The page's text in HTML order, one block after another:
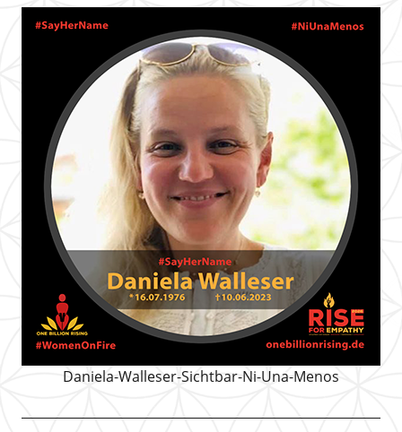
Daniela-Walleser-Sichtbar-Ni-Una-Menos